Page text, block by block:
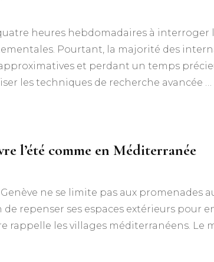
heures hebdomadaires à interroger
Pourtant, la majorité des
et perdant un temps
les techniques de recherche avancée …
l’été comme en Méditerranée
ne se limite pas aux promenades
de repenser ses espaces extérieurs pour
rappelle les villages méditerranéens. Le